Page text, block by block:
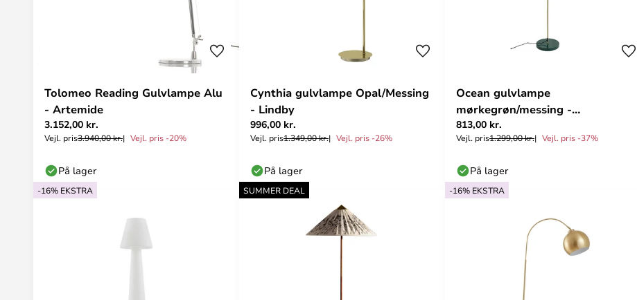
Tolomeo Reading Gulvlampe Alu
- Artemide
3.152,00 kr.
Vejl. pris3.940,00 kr. Vejl. pris -20%
På lager
Cynthia gulvlampe Opal/Messing
- Lindby
996,00 kr.
Vejl. pris1.349,00 kr. Vejl. pris -26%
På lager
Ocean gulvlampe
mørkegrøn/messing -
DybergLarsen
813,00 kr.
Vejl. pris1.299,00 kr. Vejl. pris -37%
På lager
-16% EKSTRA SUMMER DEAL -16% EKSTRA